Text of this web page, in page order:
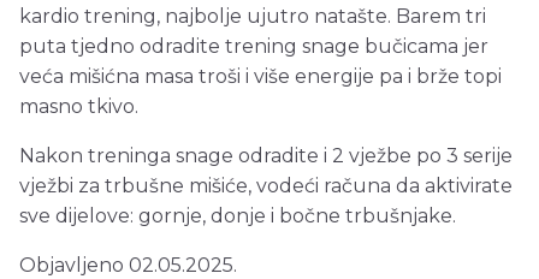
kardio trening, najbolje ujutro natašte. Barem tri
puta tjedno odradite trening snage bučicama jer
veća mišićna masa troši i više energije pa i brže topi
masno tkivo.
Nakon treninga snage odradite i 2 vježbe po 3 serije
vježbi za trbušne mišiće, vodeći računa da aktivirate
sve dijelove: gornje, donje i bočne trbušnjake.
Objavljeno 02.05.2025.